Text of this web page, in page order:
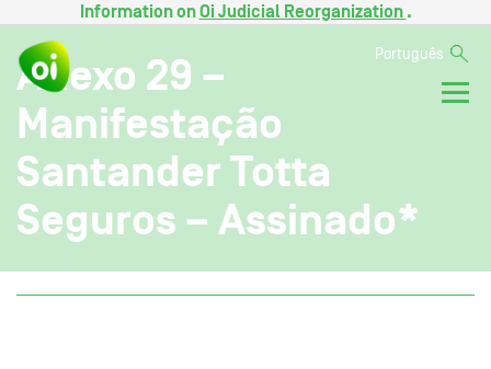
Information onOi Judicial Reorganization .
Português
Anexo 29 –
Manifestação
Santander Totta
Seguros – Assinado*